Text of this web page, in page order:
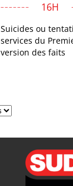
16H
Suicides ou
services du
version des faits